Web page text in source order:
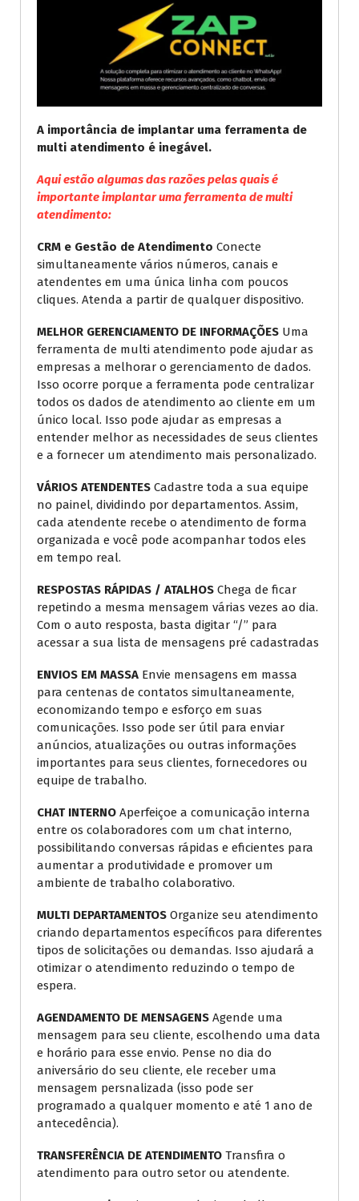
A importância de implantar uma ferramenta de
multi atendimento é inegável.
Aqui estão algumas das razões pelas quais é
importante implantar uma ferramenta de multi
atendimento:
CRM e Gestão de Atendimento Conecte
simultaneamente vários números, canais e
atendentes em uma única linha com poucos
cliques. Atenda a partir de qualquer dispositivo.
MELHOR GERENCIAMENTO DE INFORMAÇÕES Uma
ferramenta de multi atendimento pode ajudar as
empresas a melhorar o gerenciamento de dados.
Isso ocorre porque a ferramenta pode centralizar
todos os dados de atendimento ao cliente em um
único local. Isso pode ajudar as empresas a
entender melhor as necessidades de seus clientes
e a fornecer um atendimento mais personalizado.
VÁRIOS ATENDENTES Cadastre toda a sua equipe
no painel, dividindo por departamentos. Assim,
cada atendente recebe o atendimento de forma
organizada e você pode acompanhar todos eles
em tempo real.
RESPOSTAS RÁPIDAS / ATALHOS Chega de ficar
repetindo a mesma mensagem várias vezes ao dia.
Com o auto resposta, basta digitar “/” para
acessar a sua lista de mensagens pré cadastradas
ENVIOS EM MASSA Envie mensagens em massa
para centenas de contatos simultaneamente,
economizando tempo e esforço em suas
comunicações. Isso pode ser útil para enviar
anúncios, atualizações ou outras informações
importantes para seus clientes, fornecedores ou
equipe de trabalho.
CHAT INTERNO Aperfeiçoe a comunicação interna
entre os colaboradores com um chat interno,
possibilitando conversas rápidas e eficientes para
aumentar a produtividade e promover um
ambiente de trabalho colaborativo.
MULTI DEPARTAMENTOS Organize seu atendimento
criando departamentos específicos para diferentes
tipos de solicitações ou demandas. Isso ajudará a
otimizar o atendimento reduzindo o tempo de
espera.
AGENDAMENTO DE MENSAGENS Agende uma
mensagem para seu cliente, escolhendo uma data
e horário para esse envio. Pense no dia do
aniversário do seu cliente, ele receber uma
mensagem persnalizada (isso pode ser
programado a qualquer momento e até 1 ano de
antecedência).
TRANSFERÊNCIA DE ATENDIMENTO Transfira o
atendimento para outro setor ou atendente.